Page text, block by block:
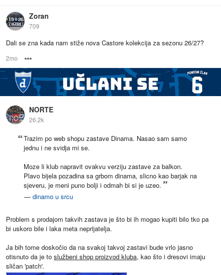
Zoran
709
Dali se zna kada nam stiže nova Castore kolekcija za sezonu 26/27?
2mo
NORTE
26.2k
Trazim po web shopu zastave Dinama. Nasao sam samo
jednu i ne svidja mi se.
Moze li klub napravit ovakvu verziju zastave za balkon.
Plavo bijela pozadina sa grbom dinama, slicno kao barjak na
sjeveru, je meni puno bolji i odmah bi si je uzeo.
— dinamo u srcu
Problem s prodajom takvih zastava je što bi ih mogao kupiti bilo tko pa
bi uskoro bile i laka meta neprijatelja.
Ja bih tome doskočio da na svakoj takvoj zastavi bude vrlo jasno
otisnuto da je to službeni shop proizvod kluba, kao što i dresovi imaju
sličan 'patch'.